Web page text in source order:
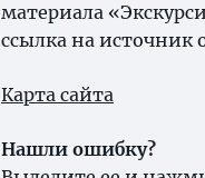
материала
ссылка на источник
Карта сайта
Нашли ошибку?